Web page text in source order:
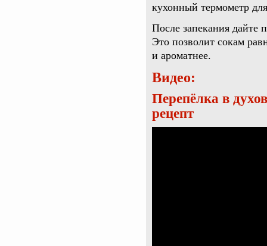
кухонный термометр
После запекания дайте
Это позволит сокам
и ароматнее.
Видео:
Перепёлка в
рецепт